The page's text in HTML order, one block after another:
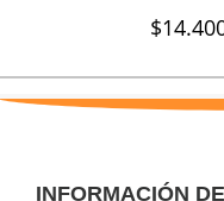
$
INFORMACIÓN